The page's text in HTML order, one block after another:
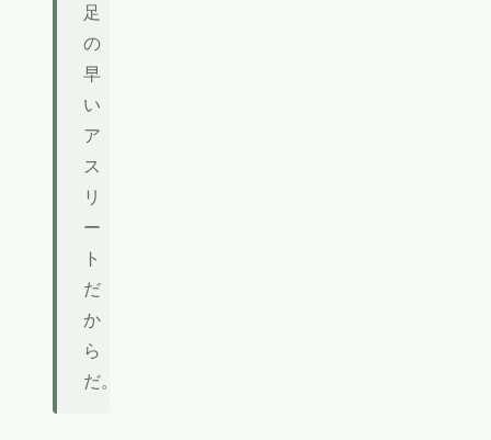
足
の
早
い
ア
ス
リ
ー
ト
だ
か
ら
だ。